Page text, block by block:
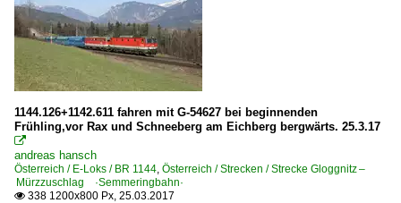
1144.126+1142.611 fahren mit G-54627 bei beginnenden
Frühling,vor Rax und Schneeberg am Eichberg bergwärts. 25.3.17

andreas hansch
Österreich / E-Loks / BR 1144, Österreich / Strecken / Strecke Gloggnitz –
Mürzzuschlag ·Semmeringbahn·
 338 1200x800 Px, 25.03.2017